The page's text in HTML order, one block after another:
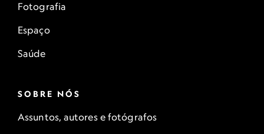
Fotografia
Espaço
Saúde
SOBRE NÓS
Assuntos, autores e fotógrafos